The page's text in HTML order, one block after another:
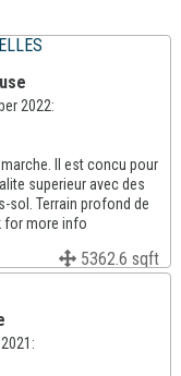
2022:
Il est concu pour
superieur avec des
sol. Terrain profond de
for more info
5362.6 sqft